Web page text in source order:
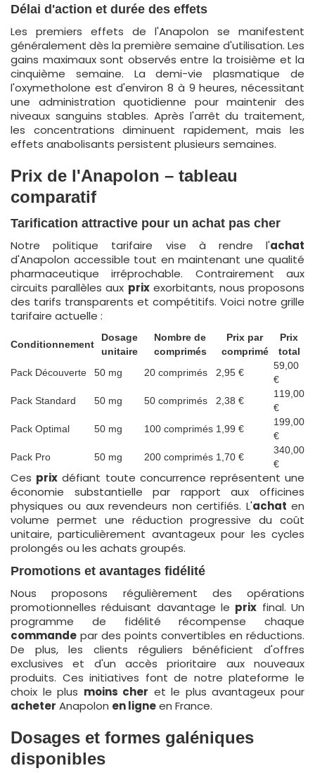
Délai d'action et durée des effets
Les premiers effets de l'Anapolon se manifestent
généralement dès la première semaine d'utilisation. Les
gains maximaux sont observés entre la troisième et la
cinquième semaine. La demi-vie plasmatique de
l'oxymetholone est d'environ 8 à 9 heures, nécessitant
une administration quotidienne pour maintenir des
niveaux sanguins stables. Après l'arrêt du traitement,
les concentrations diminuent rapidement, mais les
effets anabolisants persistent plusieurs semaines.
Prix de l'Anapolon – tableau
comparatif
Tarification attractive pour un achat pas cher
Notre politique tarifaire vise à rendre l'achat
d'Anapolon accessible tout en maintenant une qualité
pharmaceutique irréprochable. Contrairement aux
circuits parallèles aux prixexorbitants, nous proposons
des tarifs transparents et compétitifs. Voici notre grille
tarifaire actuelle :
Conditionnement
Dosage
unitaire
Nombre de
comprimés
Prix par
comprimé
Prix
total
Pack Découverte
50 mg 20 comprimés 2,95 €
59,00
€
Pack Standard
50 mg 50 comprimés 2,38 €
119,00
€
Pack Optimal
50 mg 100 comprimés 1,99 €
199,00
€
Pack Pro
50 mg 200 comprimés 1,70 €
340,00
€
Ces prix défiant toute concurrence représentent une
économie substantielle par rapport aux officines
physiques ou aux revendeurs non certifiés. L'achat en
volume permet une réduction progressive du coût
unitaire, particulièrement avantageux pour les cycles
prolongés ou les achats groupés.
Promotions et avantages fidélité
Nous proposons régulièrement des opérations
promotionnelles réduisant davantage le prix final. Un
programme de fidélité récompense chaque
commande par des points convertibles en réductions.
De plus, les clients réguliers bénéficient d'offres
exclusives et d'un accès prioritaire aux nouveaux
produits. Ces initiatives font de notre plateforme le
choix le plus moins cher et le plus avantageux pour
acheter Anapolon en ligneen France.
Dosages et formes galéniques
disponibles